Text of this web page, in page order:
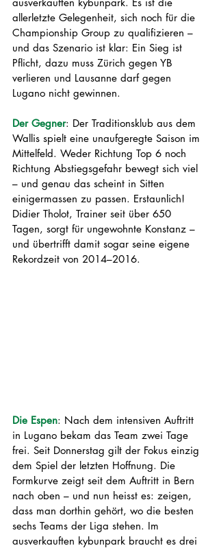
allerletzte Gelegenheit, sich noch für die
Championship Group zu qualifizieren –
und das Szenario ist klar: Ein Sieg ist
Pflicht, dazu muss Zürich gegen YB
verlieren und Lausanne darf gegen
Lugano nicht gewinnen.
Der Gegner: Der Traditionsklub aus dem
Wallis spielt eine unaufgeregte Saison im
Mittelfeld. Weder Richtung Top 6 noch
Richtung Abstiegsgefahr bewegt sich viel
– und genau das scheint in Sitten
einigermassen zu passen. Erstaunlich!
Didier Tholot, Trainer seit über 650
Tagen, sorgt für ungewohnte Konstanz –
und übertrifft damit sogar seine eigene
Rekordzeit von 2014–2016.
Die Espen: Nach dem intensiven Auftritt
in Lugano bekam das Team zwei Tage
frei. Seit Donnerstag gilt der Fokus einzig
dem Spiel der letzten Hoffnung. Die
Formkurve zeigt seit dem Auftritt in Bern
nach oben – und nun heisst es: zeigen,
dass man dorthin gehört, wo die besten
sechs Teams der Liga stehen. Im
ausverkauften kybunpark braucht es drei